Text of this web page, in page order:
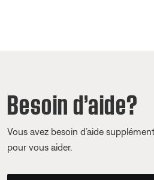
Besoin d’aide?
Vous avez besoin d’aide
pour vous aider.